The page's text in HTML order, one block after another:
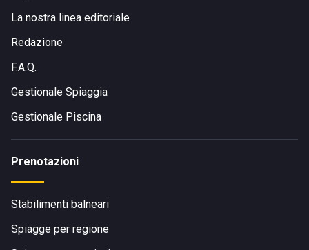
La nostra linea editoriale
Redazione
F.A.Q.
Gestionale Spiaggia
Gestionale Piscina
Prenotazioni
Stabilimenti balneari
Spiagge per regione